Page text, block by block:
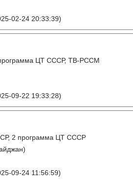
02-24 20:33:39)
ЦТ СССР, ТВ-РССМ
09-22 19:33:28)
2 программа ЦТ СССР
09-24 11:56:59)